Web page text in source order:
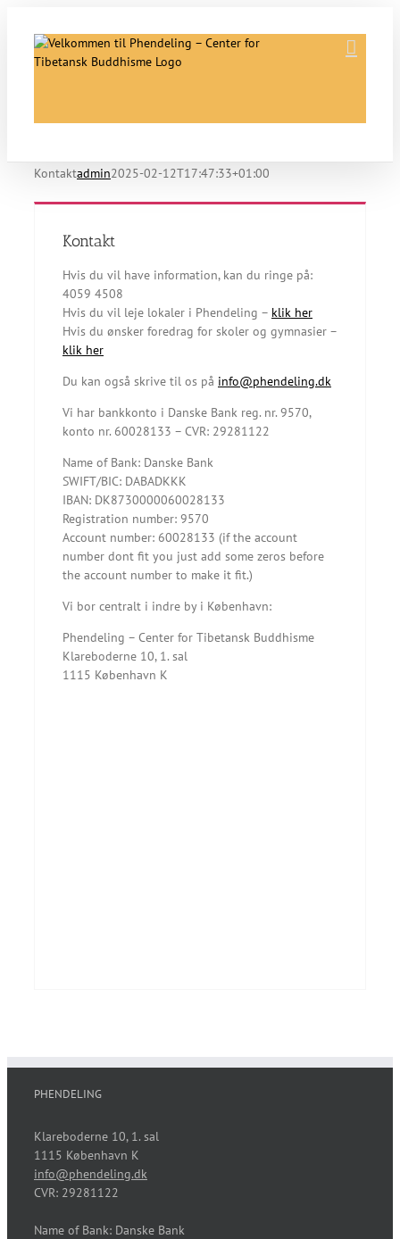
content
Kontaktadmin2025-02-12T17:47:33+01:00
Kontakt
Hvis du vil have information, kan du ringe på:
4059 4508
Hvis du vil leje lokaler i Phendeling – klik her
Hvis du ønsker foredrag for skoler og gymnasier –
klik her
Du kan også skrive til os på info@phendeling.dk
Vi har bankkonto i Danske Bank reg. nr. 9570,
konto nr. 60028133 – CVR: 29281122
Name of Bank: Danske Bank
SWIFT/BIC: DABADKKK
IBAN: DK8730000060028133
Registration number: 9570
Account number: 60028133 (if the account
number dont fit you just add some zeros before
the account number to make it fit.)
Vi bor centralt i indre by i København:
Phendeling – Center for Tibetansk Buddhisme
Klareboderne 10, 1. sal
1115 København K
PHENDELING
Klareboderne 10, 1. sal
1115 København K
info@phendeling.dk
CVR: 29281122
Name of Bank: Danske Bank